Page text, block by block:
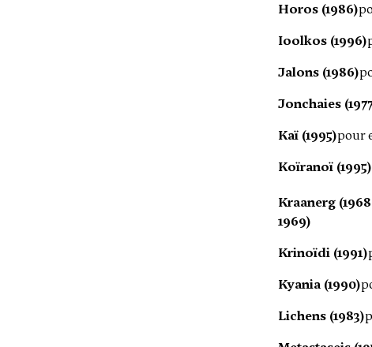
Horos (1986)
Ioolkos (1996)
Jalons (1986)
Jonchaies
Kaï (1995)pour
Koïranoï (1995)
Kraanerg
1969)
Krinoïdi (1991)
Kyania (1990)
Lichens (1983)